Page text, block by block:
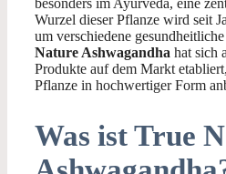
besonders im Ayurveda, eine
Wurzel dieser Pflanze wird seit
um verschiedene
Nature Ashwagandha hat sich
Produkte auf dem Markt
Pflanze in hochwertiger Form
Was ist True